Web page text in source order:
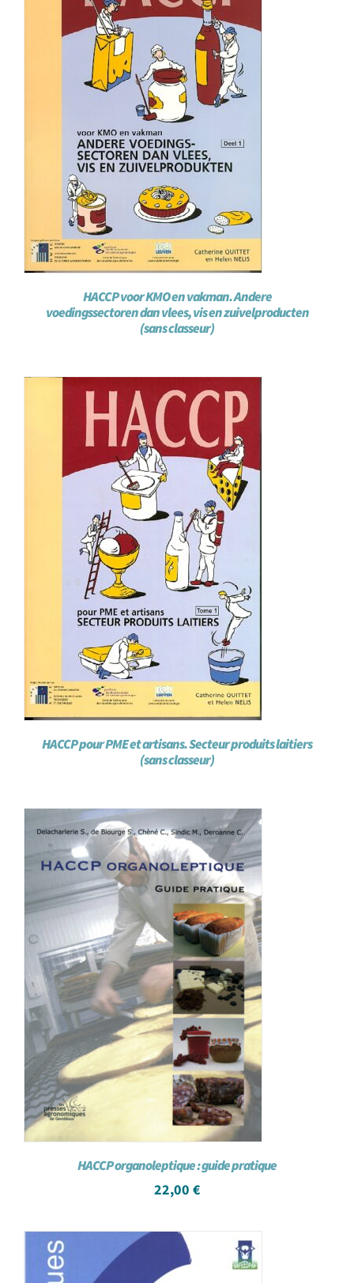
HACCP voor KMO en vakman. Andere
voedingssectoren dan vlees, vis en zuivelproducten
(sans classeur)
HACCP pour PME et artisans. Secteur produits laitiers
(sans classeur)
HACCP organoleptique : guide pratique
22,00 €